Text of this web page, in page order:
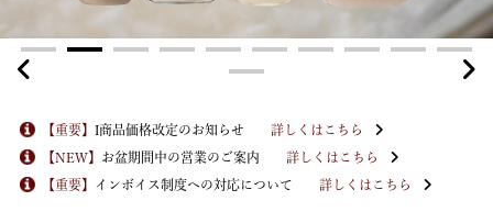
【重要】 I商品価格改定のお知らせ 詳しくはこちら
【NEW】 お盆期間中の営業のご案内 詳しくはこちら
【重要】 インボイス制度への対応について 詳しくはこちら